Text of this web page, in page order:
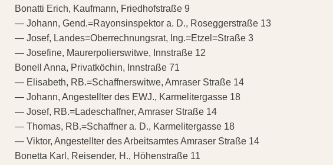
Bonatti Erich, Kaufmann, Friedhofstraße 9
— Johann, Gend.=Rayonsinspektor a. D., Roseggerstraße 13
— Josef, Landes=Oberrechnungsrat, Ing.=Etzel=Straße 3
— Josefine, Maurerpolierswitwe, Innstraße 12
Bonell Anna, Privatköchin, Innstraße 71
— Elisabeth, RB.=Schaffnerswitwe, Amraser Straße 14
— Johann, Angestellter des EWJ., Karmelitergasse 18
— Josef, RB.=Ladeschaffner, Amraser Straße 14
— Thomas, RB.=Schaffner a. D., Karmelitergasse 18
— Viktor, Angestellter des Arbeitsamtes Amraser Straße 14
Bonetta Karl, Reisender, H., Höhenstraße 11